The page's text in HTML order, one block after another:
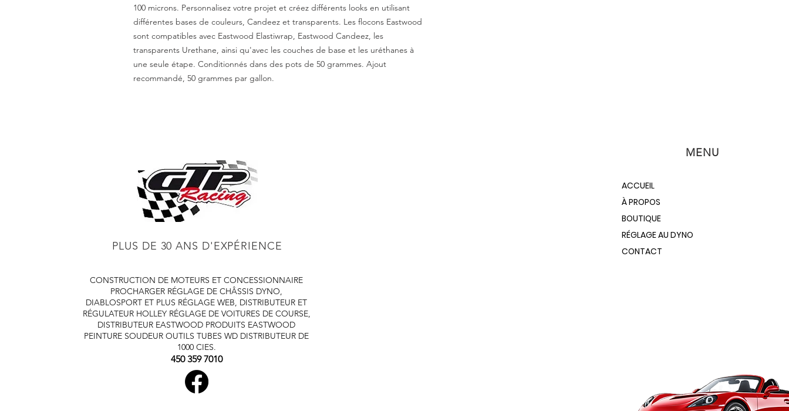
100 microns. Personnalisez votre projet et créez différents looks en utilisant
différentes bases de couleurs, Candeez et transparents. Les flocons Eastwood
sont compatibles avec Eastwood Elastiwrap, Eastwood Candeez, les
transparents Urethane, ainsi qu'avec les couches de base et les uréthanes à
une seule étape. Conditionnés dans des pots de 50 grammes. Ajout
recommandé, 50 grammes par gallon.
PLUS DE 30 ANS D'EXPÉRIENCE
CONSTRUCTION DE MOTEURS ET CONCESSIONNAIRE
PROCHARGER RÉGLAGE DE CHÂSSIS DYNO,
DIABLOSPORT ET PLUS RÉGLAGE WEB, DISTRIBUTEUR ET
RÉGULATEUR HOLLEY RÉGLAGE DE VOITURES DE COURSE,
DISTRIBUTEUR EASTWOOD PRODUITS EASTWOOD
PEINTURE SOUDEUR OUTILS TUBES WD DISTRIBUTEUR DE
1000 CIES.
450 359 7010
MENU
ACCUEIL
À PROPOS
BOUTIQUE
RÉGLAGE AU DYNO
CONTACT